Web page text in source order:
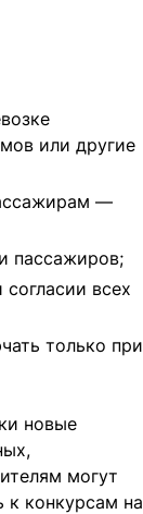
или другие
—
пассажиров;
всех
только при
новые
могут
к конкурсам на